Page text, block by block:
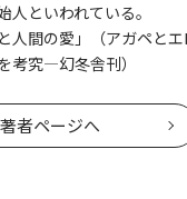
人といわれている。
人間の愛」（アガペとエ
考究―幻冬舎刊）
著者ページへ